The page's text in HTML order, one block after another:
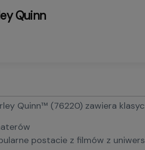
Quinn
Quinn™ (76220) zawiera
postacie z filmów z